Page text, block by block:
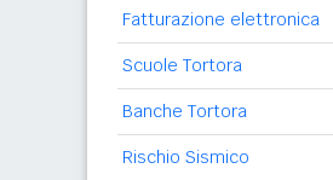
Fatturazione elettronica
Scuole Tortora
Banche Tortora
Rischio Sismico